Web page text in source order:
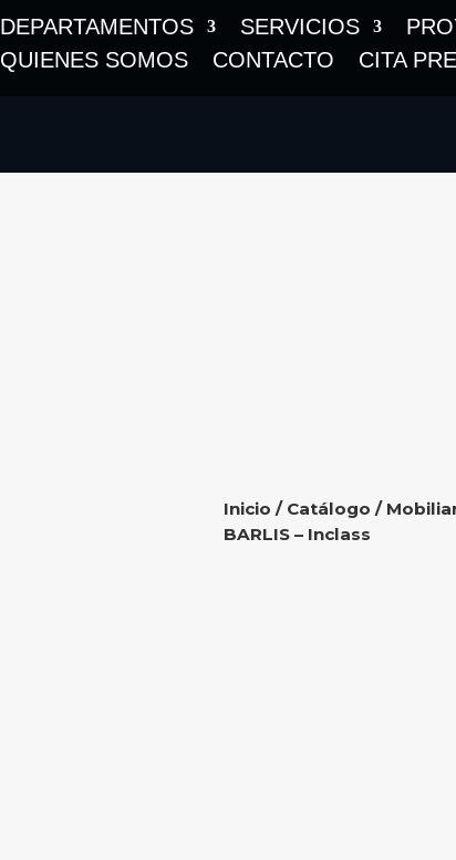
DEPARTAMENTOS SERVICIOS
QUIENES SOMOS
CONTACTO CITA
Inicio / Catálogo /
BARLIS – Inclass